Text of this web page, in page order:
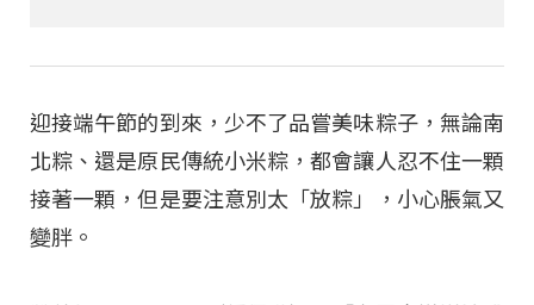
迎接端午節的到來，少不了品嘗美味粽子，無論南
北粽、還是原民傳統小米粽，都會讓人忍不住一顆
接著一顆，但是要注意別太「放粽」，小心脹氣又
變胖。